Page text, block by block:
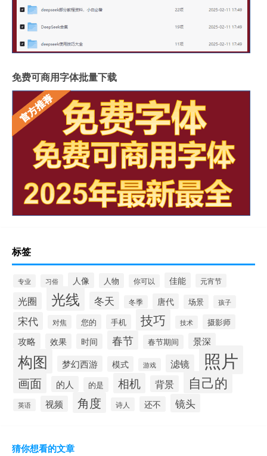
免费可商用字体批量下载
标签
专业 习俗 人像 人物 你可以 佳能 元宵节
光圈 光线 冬天 冬季 唐代 场景 孩子
宋代 对焦 您的 手机 技巧 技术 摄影师
攻略 效果 时间 春节 春节期间 景深
构图 梦幻西游 模式 游戏 滤镜 照片
画面 的人 的是 相机 背景 自己的
英语 视频 角度 诗人 还不 镜头
猜你想看的文章